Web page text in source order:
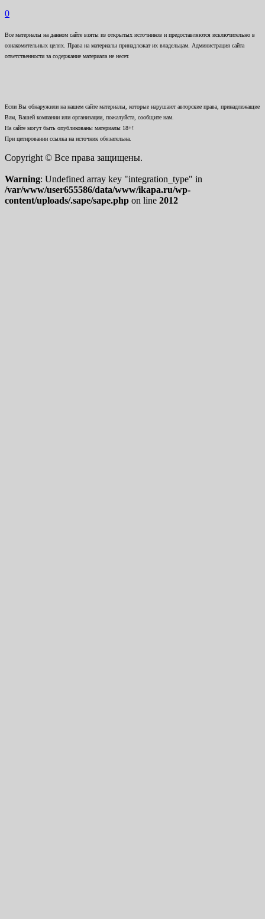
0
Все материалы на данном сайте взяты из открытых источников и предоставляются исключительно в
ознакомительных целях. Права на материалы принадлежат их владельцам. Администрация сайта
ответственности за содержание материала не несет.
Если Вы обнаружили на нашем сайте материалы, которые нарушают авторские права, принадлежащие
Вам, Вашей компании или организации, пожалуйста, сообщите нам.
На сайте могут быть опубликованы материалы 18+!
При цитировании ссылка на источник обязательна.
Copyright © Все права защищены.
Warning: Undefined array key "integration_type" in
/var/www/user655586/data/www/ikapa.ru/wp-
content/uploads/.sape/sape.php on line 2012